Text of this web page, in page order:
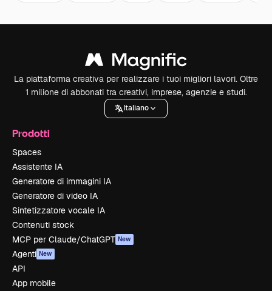
La piattaforma creativa per realizzare i tuoi migliori lavori. Oltre
1 milione di abbonati tra creativi, imprese, agenzie e studi.
Italiano
Prodotti
Spaces
Assistente IA
Generatore di immagini IA
Generatore di video IA
Sintetizzatore vocale IA
Contenuti stock
MCP per Claude/ChatGPT New
Agenti New
API
App mobile